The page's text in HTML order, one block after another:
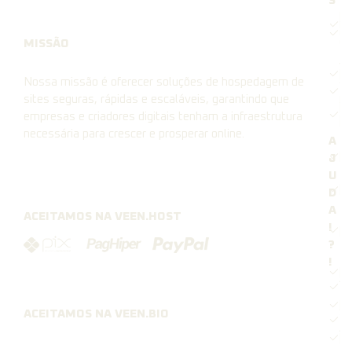
MISSÃO
Nossa missão é oferecer soluções de hospedagem de
sites seguras, rápidas e escaláveis, garantindo que
empresas e criadores digitais tenham a infraestrutura
necessária para crescer e prosperar online.
ACEITAMOS NA VEEN.HOST
ACEITAMOS NA VEEN.BIO
A
J
U
D
A
!
?
!